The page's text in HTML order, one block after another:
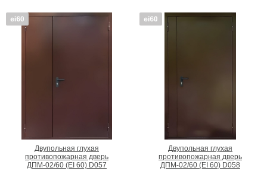
Двупольная глухая
противопожарная дверь
ДПМ-02/60 (EI 60) D057
Двупольная глухая
противопожарная дверь
ДПМ-02/60 (EI 60) D058